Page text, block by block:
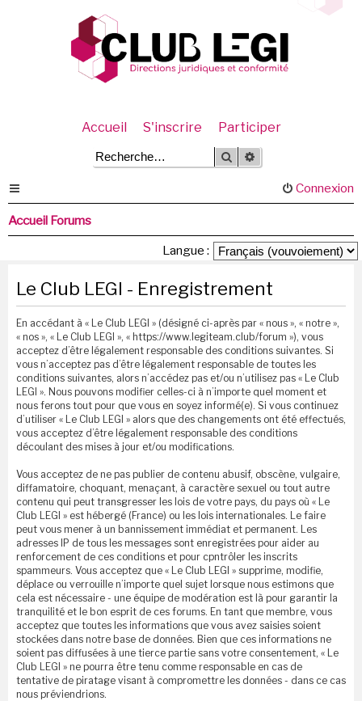
Accueil S'inscrire Participer
Rechercher
Connexion
Accueil Forums
Langue :
Le Club LEGI - Enregistrement
En accédant à « Le Club LEGI » (désigné ci-après par « nous », « notre »,
« nos », « Le Club LEGI », « https://www.legiteam.club/forum »), vous
acceptez d’être légalement responsable des conditions suivantes. Si
vous n’acceptez pas d’être légalement responsable de toutes les
conditions suivantes, alors n’accédez pas et/ou n’utilisez pas « Le Club
LEGI ». Nous pouvons modifier celles-ci à n’importe quel moment et
nous ferons tout pour que vous en soyez informé(e). Si vous continuez
d’utiliser « Le Club LEGI » alors que des changements ont été effectués,
vous acceptez d’être légalement responsable des conditions
découlant des mises à jour et/ou modifications.
Vous acceptez de ne pas publier de contenu abusif, obscène, vulgaire,
diffamatoire, choquant, menaçant, à caractère sexuel ou tout autre
contenu qui peut transgresser les lois de votre pays, du pays où « Le
Club LEGI » est hébergé (France) ou les lois internationales. Le faire
peut vous mener à un bannissement immédiat et permanent. Les
adresses IP de tous les messages sont enregistrées pour aider au
renforcement de ces conditions et pour cpntrôler les inscrits
spammeurs. Vous acceptez que « Le Club LEGI » supprime, modifie,
déplace ou verrouille n’importe quel sujet lorsque nous estimons que
cela est nécessaire - une équipe de modération est là pour garantir la
tranquilité et le bon esprit de ces forums. En tant que membre, vous
acceptez que toutes les informations que vous avez saisies soient
stockées dans notre base de données. Bien que ces informations ne
soient pas diffusées à une tierce partie sans votre consentement, « Le
Club LEGI » ne pourra être tenu comme responsable en cas de
tentative de piratage visant à compromettre les données - dans ce cas
nous préviendrions.